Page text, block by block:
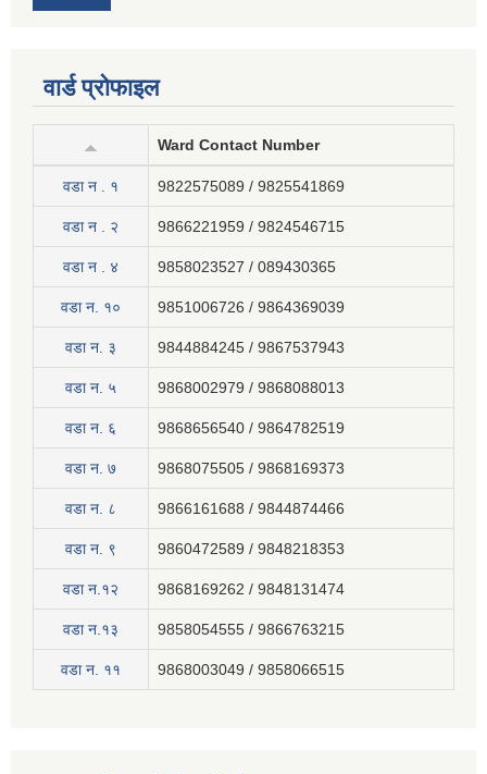
वार्ड प्रोफाइल
Ward Contact Number
वडा न . १ 9822575089 / 9825541869
वडा न . २ 9866221959 / 9824546715
वडा न . ४ 9858023527 / 089430365
वडा न. १० 9851006726 / 9864369039
वडा न. ३ 9844884245 / 9867537943
वडा न. ५ 9868002979 / 9868088013
वडा न. ६ 9868656540 / 9864782519
वडा न. ७ 9868075505 / 9868169373
वडा न. ८ 9866161688 / 9844874466
वडा न. ९ 9860472589 / 9848218353
वडा न.१२ 9868169262 / 9848131474
वडा न.१३ 9858054555 / 9866763215
वडा न‍. ११ 9868003049 / 9858066515